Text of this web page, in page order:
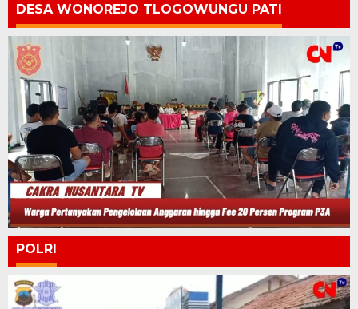
DESA WONOREJO TLOGOWUNGU PATI
POLRI